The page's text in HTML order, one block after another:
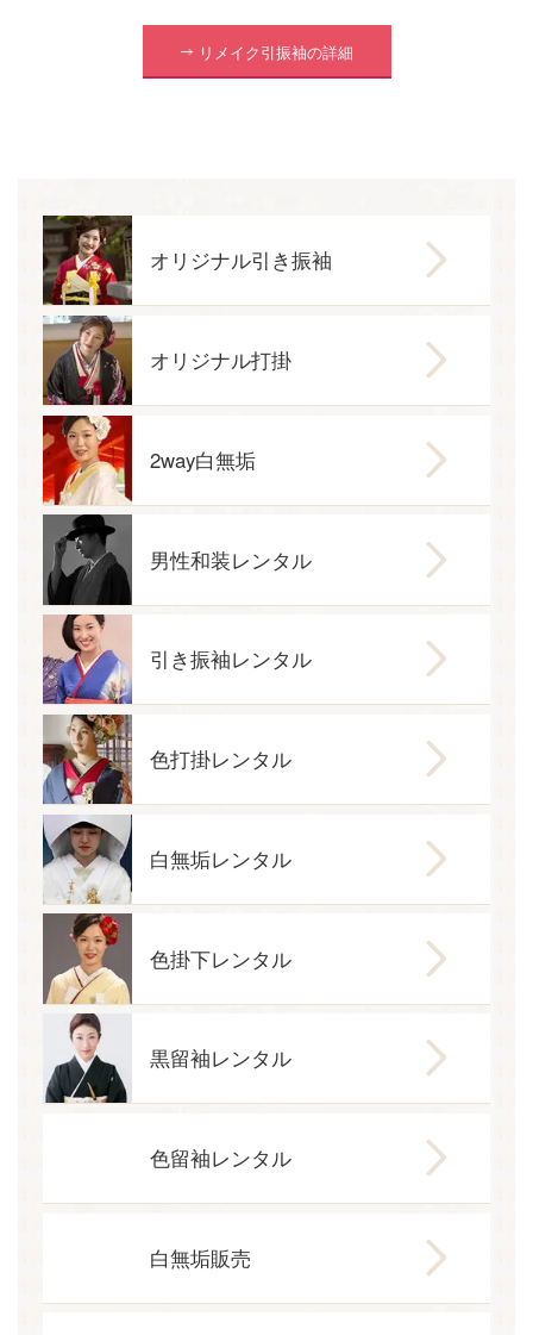
リメイク引振袖の詳細
オリジナル引き振袖
オリジナル打掛
2way白無垢
男性和装レンタル
引き振袖レンタル
色打掛レンタル
白無垢レンタル
色掛下レンタル
黒留袖レンタル
色留袖レンタル
白無垢販売